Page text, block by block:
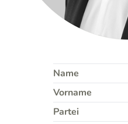
Name
Vorname
Partei